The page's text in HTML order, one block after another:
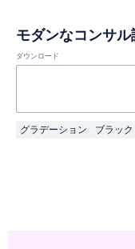
モダンなコンサ
ダウンロード
グラデーション ブラック